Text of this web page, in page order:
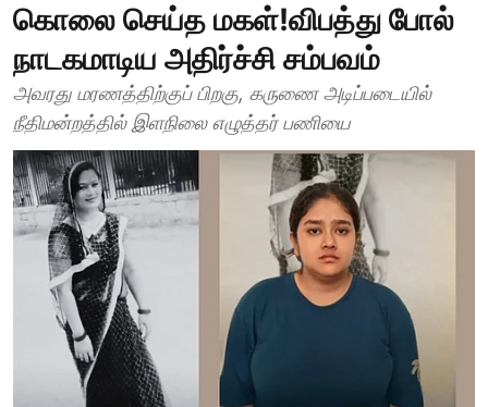
கொலை செய்த மகள்!விபத்து போல்
நாடகமாடிய அதிர்ச்சி சம்பவம்
அவரது மரணத்திற்குப் பிறகு, கருணை அடிப்படையில்
நீதிமன்றத்தில் இளநிலை எழுத்தர் பணியை